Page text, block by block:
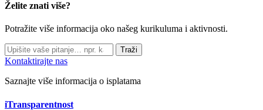
Želite znati više?
Potražite više informacija oko našeg kurikuluma i aktivnosti.
Traži
Kontaktirajte nas
Saznajte više informacija o isplatama
iTransparentnost